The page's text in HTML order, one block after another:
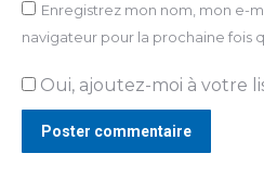
Enregistrez mon nom, mon e-
navigateur pour la prochaine fois
Oui, ajoutez-moi à votre
Poster commentaire